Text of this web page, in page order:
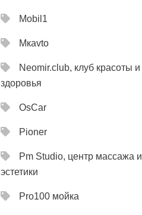
Mobil1
Mкavto
Neomir.club, клуб красоты и
здоровья
OsCar
Pioner
Pm Studio, центр массажа и
эстетики
Pro100 мойка